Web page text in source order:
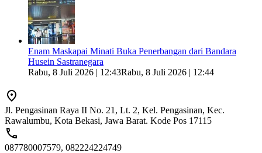
Enam Maskapai Minati Buka Penerbangan dari Bandara
Husein Sastranegara
Rabu, 8 Juli 2026 | 12:43Rabu, 8 Juli 2026 | 12:44
Jl. Pengasinan Raya II No. 21, Lt. 2, Kel. Pengasinan, Kec.
Rawalumbu, Kota Bekasi, Jawa Barat. Kode Pos 17115
087780007579, 082224224749